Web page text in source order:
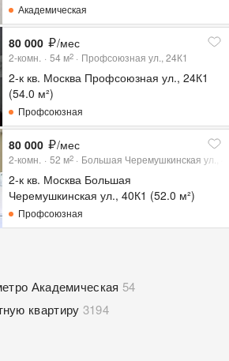
Академическая
80 000 /мес
2-комн. 54 м2 Профсоюзная ул., 24К1
2-к кв. Москва Профсоюзная ул., 24К1
(54.0 м²)
Профсоюзная
80 000 /мес
2-комн. 52 м2 Большая Черемушкинская ул.,
2-к кв. Москва Большая
Черемушкинская ул., 40К1 (52.0 м²)
Профсоюзная
Академическая 54
квартиру 3194